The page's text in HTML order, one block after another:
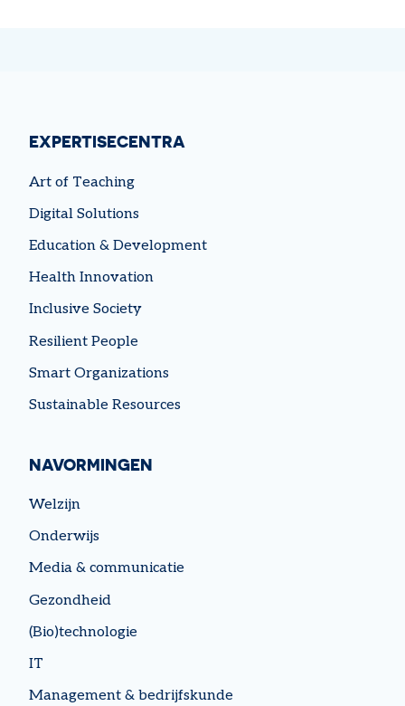
EXPERTISECENTRA
Art of Teaching
Digital Solutions
Education & Development
Health Innovation
Inclusive Society
Resilient People
Smart Organizations
Sustainable Resources
NAVORMINGEN
Welzijn
Onderwijs
Media & communicatie
Gezondheid
(Bio)technologie
IT
Management & bedrijfskunde